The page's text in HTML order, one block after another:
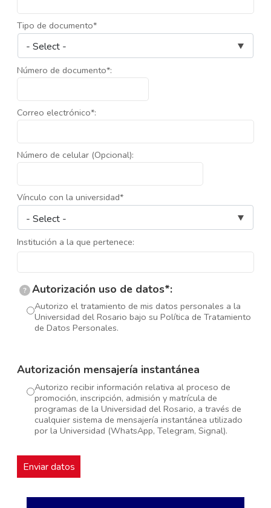
Tipo de documento*
Número de documento*:
Correo electrónico*:
Número de celular (Opcional):
Vínculo con la universidad*
Institución a la que pertenece:
? Autorización uso de datos*:
Autorizo el tratamiento de mis datos personales a la
Universidad del Rosario bajo su Política de Tratamiento
de Datos Personales.
Autorización mensajería instantánea
Autorizo recibir información relativa al proceso de
promoción, inscripción, admisión y matrícula de
programas de la Universidad del Rosario, a través de
cualquier sistema de mensajería instantánea utilizado
por la Universidad (WhatsApp, Telegram, Signal).